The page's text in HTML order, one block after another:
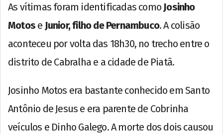
As vítimas foram identificadas como Josinho
Motos e Junior, filho de Pernambuco. A colisão
aconteceu por volta das 18h30, no trecho entre o
distrito de Cabralha e a cidade de Piatã.
Josinho Motos era bastante conhecido em Santo
Antônio de Jesus e era parente de Cobrinha
veículos e Dinho Galego. A morte dos dois causou